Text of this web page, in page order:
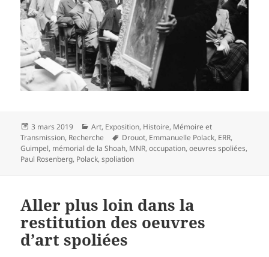
Publié
le
3 mars 2019 Catégories
Art, Exposition, Histoire, Mémoire et
Transmission, Recherche
Mots-
clés
Drouot, Emmanuelle Polack, ERR,
Guimpel, mémorial de la Shoah, MNR,occupation,oeuvres spoliées,
Paul Rosenberg, Polack,spoliation
Aller plus loin dans la
restitution des oeuvres
d’art spoliées